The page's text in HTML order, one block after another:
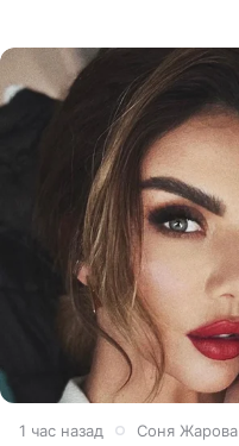
1 час назад Соня Жарова